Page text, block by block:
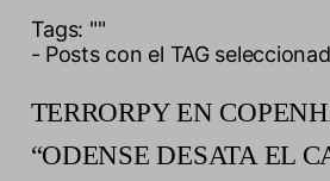
Tags: ""
- Posts con el TAG
TERRORPY EN
“ODENSE DESATA EL